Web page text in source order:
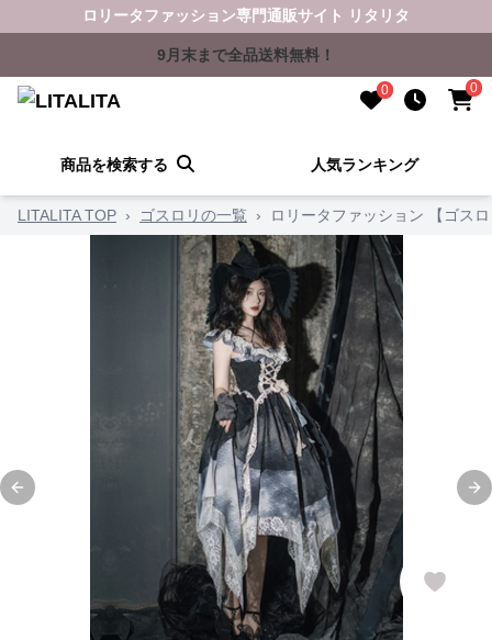
ロリータファッション専門通販サイト リタリタ
9月末まで全品送料無料！
0 0
商品を検索する 人気ランキング
LITALITA TOP › ゴスロリの一覧 › ロリータファッション 【ゴス
Previous slide